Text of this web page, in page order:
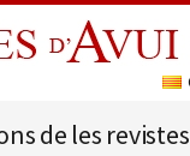
de les revistes